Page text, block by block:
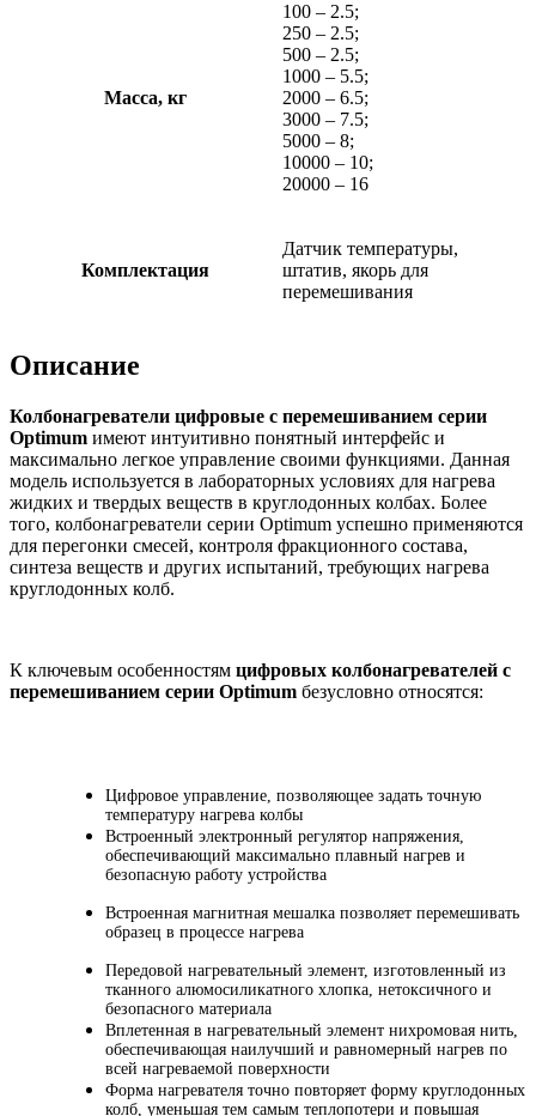
Масса, кг
100 – 2.5;
250 – 2.5;
500 – 2.5;
1000 – 5.5;
2000 – 6.5;
3000 – 7.5;
5000 – 8;
10000 – 10;
20000 – 16
Комплектация
Датчик температуры,
штатив, якорь для
перемешивания
Описание
Колбонагреватели цифровые с перемешиванием серии
Optimum имеют интуитивно понятный интерфейс и
максимально легкое управление своими функциями. Данная
модель используется в лабораторных условиях для нагрева
жидких и твердых веществ в круглодонных колбах. Более
того, колбонагреватели серии Optimum успешно применяются
для перегонки смесей, контроля фракционного состава,
синтеза веществ и других испытаний, требующих нагрева
круглодонных колб.
К ключевым особенностям цифровых колбонагревателей с
перемешиванием серии Optimum безусловно относятся:
Цифровое управление, позволяющее задать точную
температуру нагрева колбы
Встроенный электронный регулятор напряжения,
обеспечивающий максимально плавный нагрев и
безопасную работу устройства
Встроенная магнитная мешалка позволяет перемешивать
образец в процессе нагрева
Передовой нагревательный элемент, изготовленный из
тканного алюмосиликатного хлопка, нетоксичного и
безопасного материала
Вплетенная в нагревательный элемент нихромовая нить,
обеспечивающая наилучший и равномерный нагрев по
всей нагреваемой поверхности
Форма нагревателя точно повторяет форму круглодонных
колб, уменьшая тем самым теплопотери и повышая